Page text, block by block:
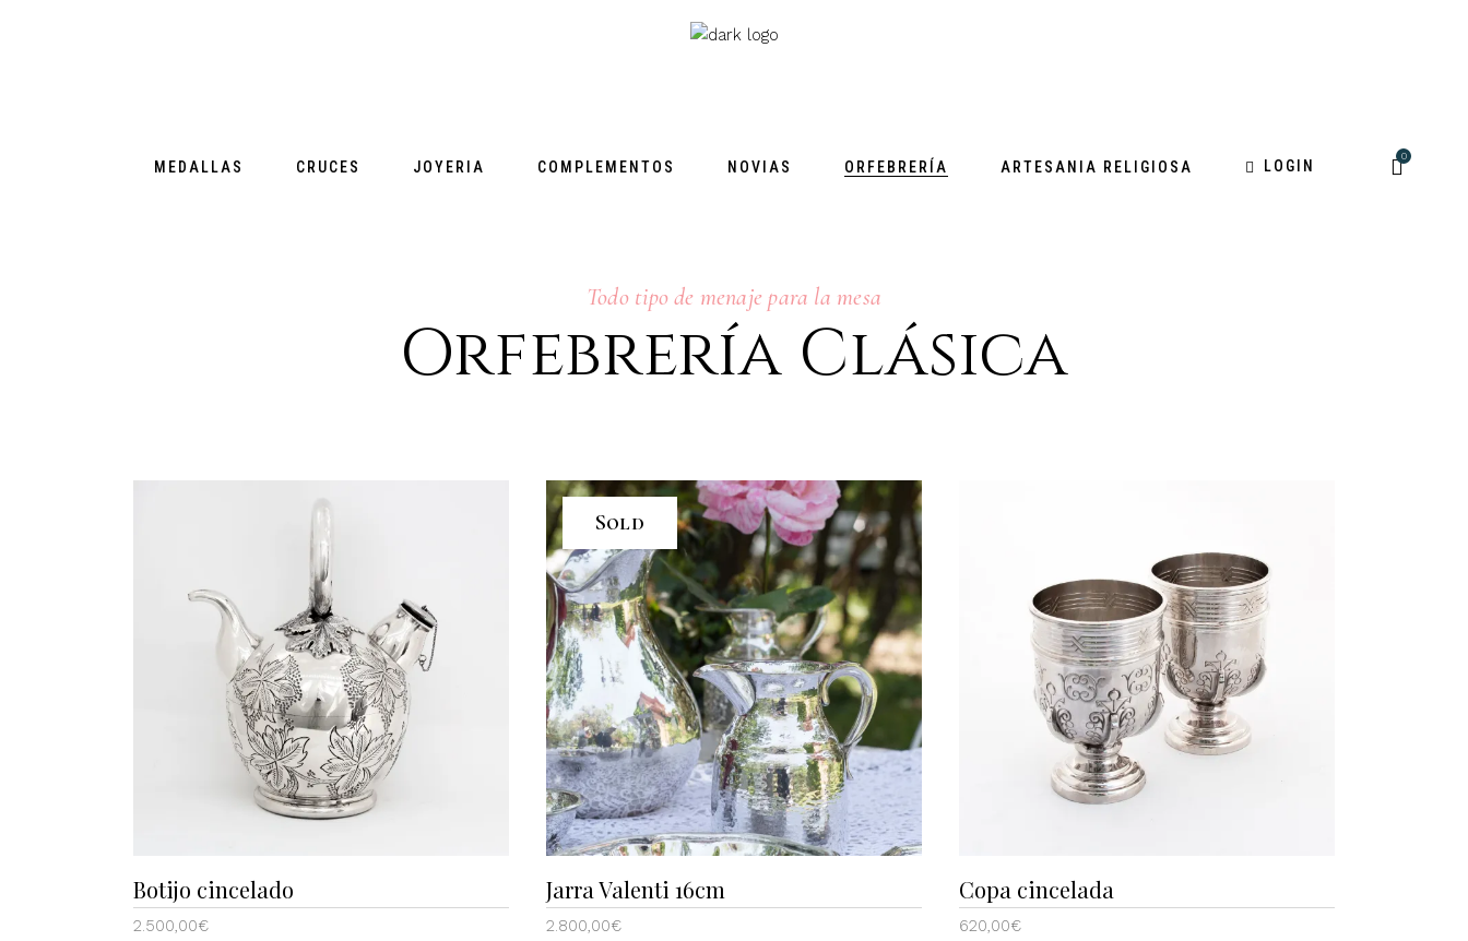
MEDALLAS CRUCES JOYERIA COMPLEMENTOS NOVIAS ORFEBRERÍA ARTESANIA RELIGIOSA LOGIN
0
Todo tipo de menaje para la mesa
Orfebrería Clásica
Botijo cincelado
2.500,00€
Sold
Jarra Valenti 16cm
2.800,00€
Copa cincelada
620,00€